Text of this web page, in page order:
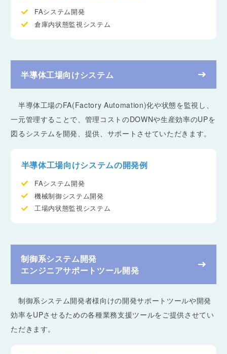
FAシステム開発
倉庫内状態監視システム
半導体工場向けシステム
半導体工場のFA(Factory Automation)化や状態を監視し、
一元管理することで、管理コストのDOWNや生産効率のUPを
図るシステムを開発、提供、サポートさせていただきます。
半導体工場向けシステムの開発例
FAシステム開発
機械制御システム開発
工場内状態監視システム
制御系システム開発
エンジニアサポートツール開発
制御系システム開発者様向けの開発サポートツールや開発
効率をUPさせるための各種業務支援ツールをご提供させてい
ただきます。